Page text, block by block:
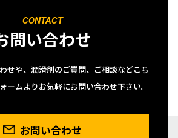
CONTACT
問い合わせ
せや、潤滑剤のご質問、ご相談などこち
ームよりお気軽にお問い合わせ下さい。
お問い合わせ